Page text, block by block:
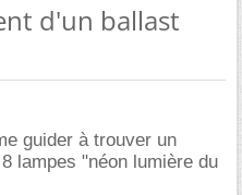
d'un ballast
guider à trouver un
lampes "néon lumière du